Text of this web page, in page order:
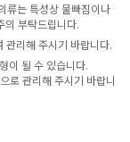
류는 특성상 물빠짐이나
의 부탁드립니다.
관리해 주시기 바랍니다.
이 될 수 있습니다.
로 관리해 주시기 바랍니